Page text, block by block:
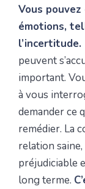
Vous
émotions,
l’incertitude.
peuvent
important.
à vous
demander ce
remédier. La
relation
préjudiciable
long terme.